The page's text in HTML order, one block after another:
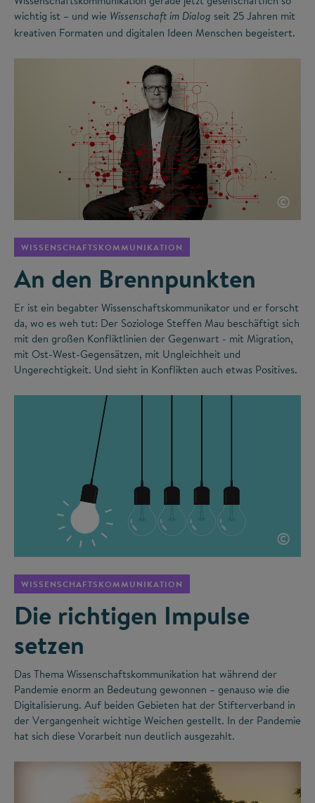
wichtig ist – und wie Wissenschaft im Dialog seit 25 Jahren mit
kreativen Formaten und digitalen Ideen Menschen begeistert.
©
WISSENSCHAFTSKOMMUNIKATION
An den Brennpunkten
Er ist ein begabter Wissenschaftskommunikator und er forscht
da, wo es weh tut: Der Soziologe Steffen Mau beschäftigt sich
mit den großen Konfliktlinien der Gegenwart - mit Migration,
mit Ost-West-Gegensätzen, mit Ungleichheit und
Ungerechtigkeit. Und sieht in Konflikten auch etwas Positives.
©
WISSENSCHAFTSKOMMUNIKATION
Die richtigen Impulse
setzen
Das Thema Wissenschaftskommunikation hat während der
Pandemie enorm an Bedeutung gewonnen – genauso wie die
Digitalisierung. Auf beiden Gebieten hat der Stifterverband in
der Vergangenheit wichtige Weichen gestellt. In der Pandemie
hat sich diese Vorarbeit nun deutlich ausgezahlt.